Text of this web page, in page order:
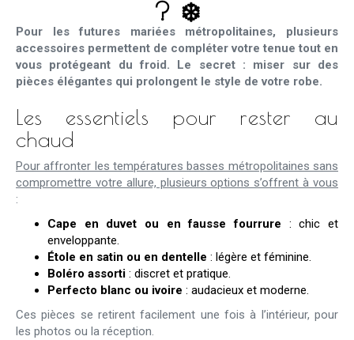
? ❄️
Pour les futures mariées métropolitaines, plusieurs
accessoires permettent de compléter votre tenue tout en
vous protégeant du froid. Le secret : miser sur des
pièces élégantes qui prolongent le style de votre robe.
Les essentiels pour rester au
chaud
Pour affronter les températures basses métropolitaines sans
compromettre votre allure, plusieurs options s’offrent à vous
:
Cape en duvet ou en fausse fourrure : chic et
enveloppante.
Étole en satin ou en dentelle : légère et féminine.
Boléro assorti : discret et pratique.
Perfecto blanc ou ivoire : audacieux et moderne.
Ces pièces se retirent facilement une fois à l’intérieur, pour
les photos ou la réception.